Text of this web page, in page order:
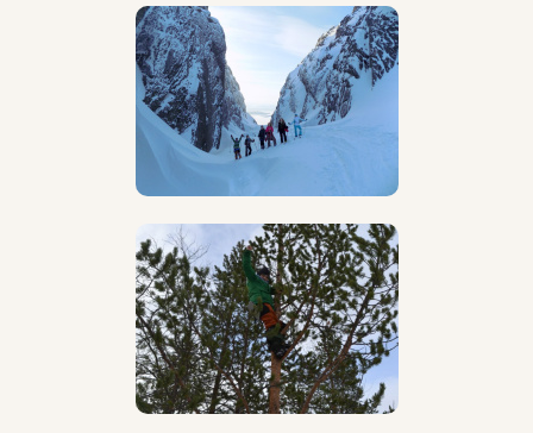
Дополнительно
Ходил в походы по Ленинградской области,
Краснодарскому краю, Крыму, Хибинам,
Алтаю. Путешествовал по России на парусном
катамаране Благовест, где практически полностью
прошел прошел путь "От варяг в греки".
Любит спорт (особенно футбол и легкую атлетику),
играет на гитаре и поет, умеет собирать кубик
Рубика и палатку)
Инструктор о походах
Мне кажется, именно в походах человек становится
настоящим, то есть таким какой он есть, без
прикрышечек и ненужных запар. Наедине с природой
человека посещают самые светлые и простые
мысли, которые помогают разобраться в себе и